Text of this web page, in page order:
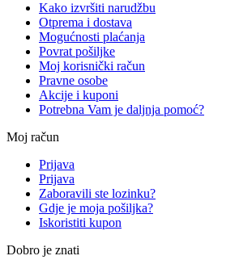
Kako izvršiti narudžbu
Otprema i dostava
Mogućnosti plaćanja
Povrat pošiljke
Moj korisnički račun
Pravne osobe
Akcije i kuponi
Potrebna Vam je daljnja pomoć?
Moj račun
Prijava
Prijava
Zaboravili ste lozinku?
Gdje je moja pošiljka?
Iskoristiti kupon
Dobro je znati